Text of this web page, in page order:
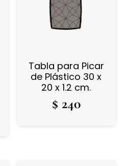
Tabla para Picar
de Plástico 30 x
20 x 1.2 cm.
$ 240